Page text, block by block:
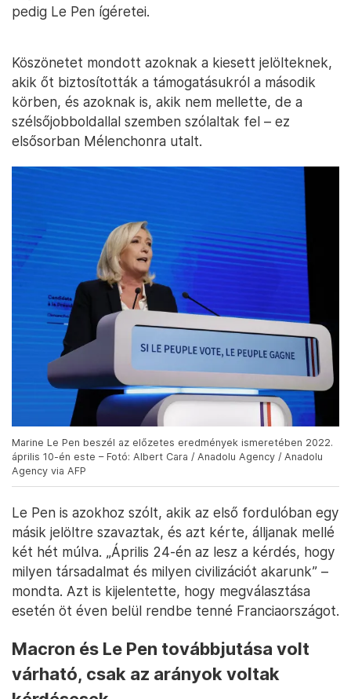
pedig Le Pen ígéretei.
Köszönetet mondott azoknak a kiesett jelölteknek,
akik őt biztosították a támogatásukról a második
körben, és azoknak is, akik nem mellette, de a
szélsőjobboldallal szemben szólaltak fel – ez
elsősorban Mélenchonra utalt.
Marine Le Pen beszél az előzetes eredmények ismeretében 2022.
április 10-én este – Fotó: Albert Cara / Anadolu Agency / Anadolu
Agency via AFP
Le Pen is azokhoz szólt, akik az első fordulóban egy
másik jelöltre szavaztak, és azt kérte, álljanak mellé
két hét múlva. „Április 24-én az lesz a kérdés, hogy
milyen társadalmat és milyen civilizációt akarunk” –
mondta. Azt is kijelentette, hogy megválasztása
esetén öt éven belül rendbe tenné Franciaországot.
Macron és Le Pen továbbjutása volt
várható, csak az arányok voltak